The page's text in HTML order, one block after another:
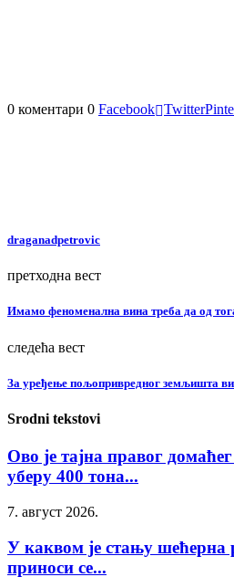
0 коментари 0 Facebook Twitter
draganadpetrovic
претходна вест
Имамо феноменална вина треба да од
следећа вест
За уређење пољопривредног земљишта
Srodni tekstovi
Ово је тајна правог
уберу 400 тона...
7. август 2026.
У каквом је стању шећерна
приноси се...